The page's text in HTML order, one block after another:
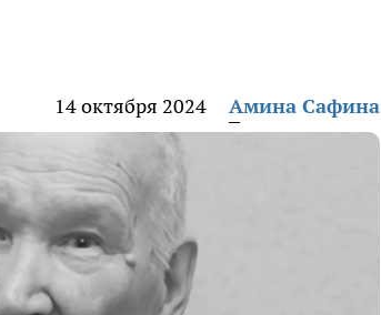
14 октября 2024 Амина Сафина